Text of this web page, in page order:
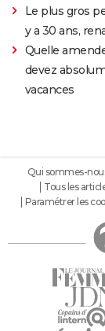
Le plus gros
y a 30 ans,
Quelle
devez
vacances
Qui sommes-
Tous les
Paramétrer les